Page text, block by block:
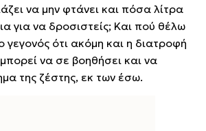
να μην φτάνει και πόσα λίτρα
για να δροσιστείς; Και πού θέλω
γεγονός ότι ακόμη και η διατροφή
να σε βοηθήσει και να
της ζέστης, εκ των έσω.